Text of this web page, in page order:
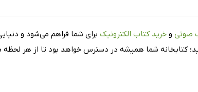
صوتی و خرید کتاب الکترونیک برای شما فراهم می‌شود و
کتابخانه شما همیشه در دسترس خواهد بود تا از هر لحظه